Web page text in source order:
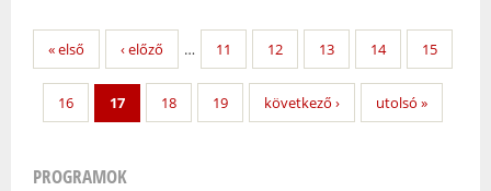
« első ‹ előző … 11 12 13 14 15
16 17 18 19 következő › utolsó »
PROGRAMOK